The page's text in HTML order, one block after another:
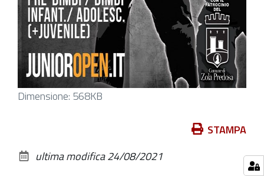
Clicca
alle
Dimensione: 568KB
documento
STAMPA
ultima modifica24/08/2021